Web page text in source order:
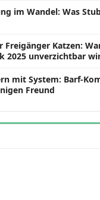
im Wandel: Was
Freigänger Katzen:
2025 unverzichtbar
mit System: Barf-
Freund